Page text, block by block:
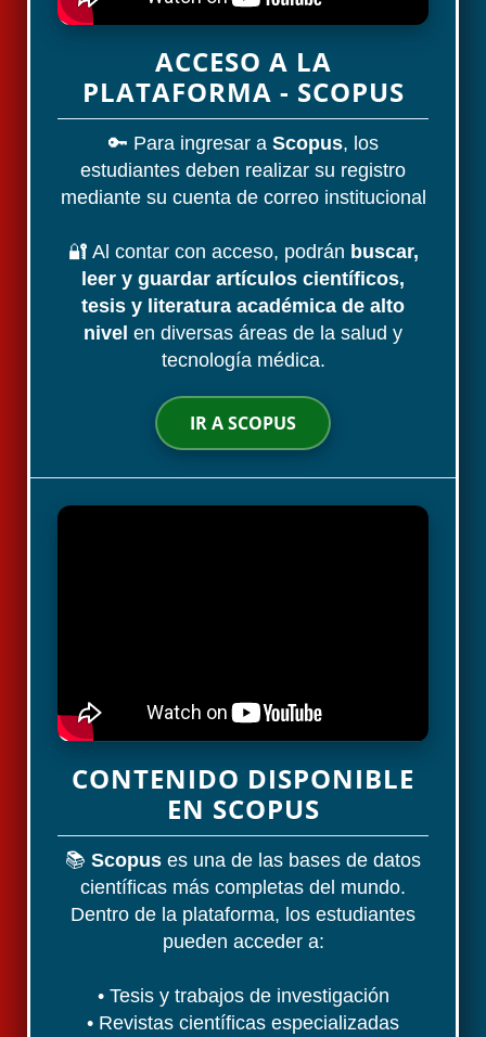
ACCESO A LA
PLATAFORMA - SCOPUS
🔑 Para ingresar a Scopus, los
estudiantes deben realizar su registro
mediante su cuenta de correo institucional
🔐 Al contar con acceso, podrán buscar,
leer y guardar artículos científicos,
tesis y literatura académica de alto
nivel en diversas áreas de la salud y
tecnología médica.
IR A SCOPUS
CONTENIDO DISPONIBLE
EN SCOPUS
📚 Scopus es una de las bases de datos
científicas más completas del mundo.
Dentro de la plataforma, los estudiantes
pueden acceder a:
• Tesis y trabajos de investigación
• Revistas científicas especializadas